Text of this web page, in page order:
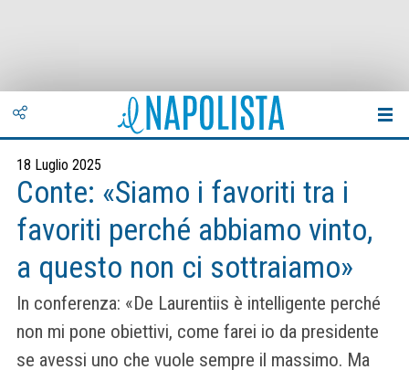
18 Luglio 2025
Conte: «Siamo i favoriti tra i
favoriti perché abbiamo vinto,
a questo non ci sottraiamo»
In conferenza: «De Laurentiis è intelligente perché
non mi pone obiettivi, come farei io da presidente
se avessi uno che vuole sempre il massimo. Ma